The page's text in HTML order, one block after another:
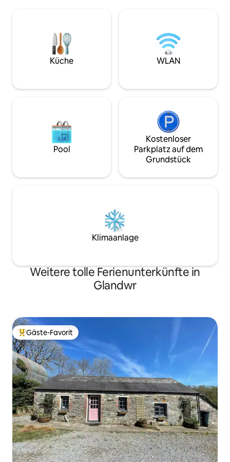
und Kleinkinder unterbringen und ein
Reisebett sowie einen Hochstuhl zur
Verfügung stellen. Gut erzogene Hunde
sind willkommen Bwthyn Bran ist
Handtücher bereitgestellt.
dir an einem
(kostenloses
mit Badewanne,
Feuerstelle und
Hunde
Küche WLAN
Pool
Kostenloser
Parkplatz auf dem
Grundstück
Klimaanlage
Weitere tolle Ferienunterkünfte in
Glandwr
Beliebter Gäste-Favorit.
Gäste-Favorit